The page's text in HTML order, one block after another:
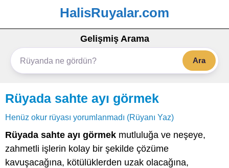
HalisRuyalar.com
Gelişmiş Arama
Ara
Rüyada sahte ayı görmek
Henüz okur rüyası yorumlanmadı (Rüyanı Yaz)
Rüyada sahte ayı görmek mutluluğa ve neşeye,
zahmetli işlerin kolay bir şekilde çözüme
kavuşacağına, kötülüklerden uzak olacağına,